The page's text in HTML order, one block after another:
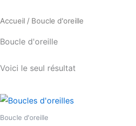
Accueil / Boucle d'oreille
Boucle d'oreille
Voici le seul résultat
Boucle d'oreille